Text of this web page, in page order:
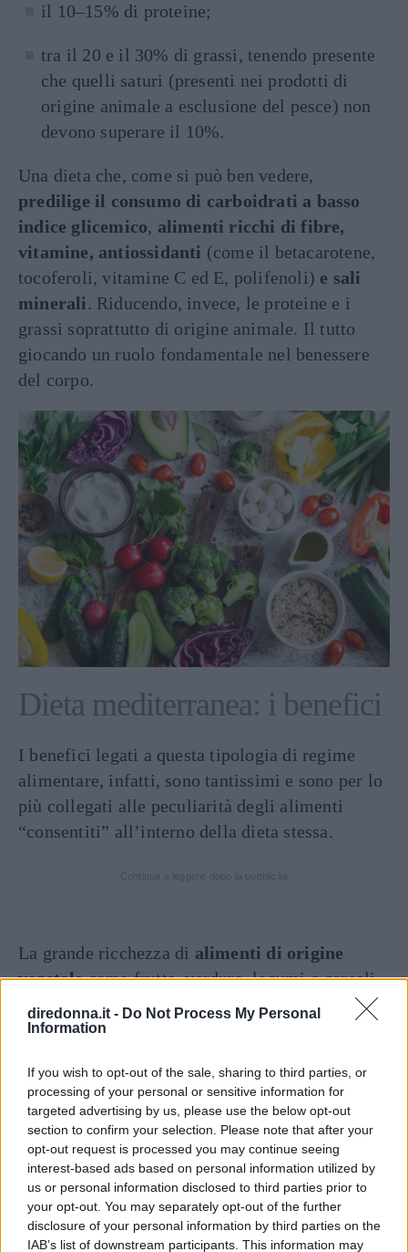
diredonna.it - Do Not Process My Personal
Information
If you wish to opt-out of the sale, sharing to third parties, or
processing of your personal or sensitive information for
targeted advertising by us, please use the below opt-out
section to confirm your selection. Please note that after your
opt-out request is processed you may continue seeing
interest-based ads based on personal information utilized by
us or personal information disclosed to third parties prior to
your opt-out. You may separately opt-out of the further
disclosure of your personal information by third parties on the
IAB’s list of downstream participants. This information may
il 10–15% di proteine;
tra il 20 e il 30% di grassi, tenendo presente
che quelli saturi (presenti nei prodotti di
origine animale a esclusione del pesce) non
devono superare il 10%.
Una dieta che, come si può ben vedere,
predilige il consumo di carboidrati a basso
indice glicemico, alimenti ricchi di fibre,
vitamine, antiossidanti (come il betacarotene,
tocoferoli, vitamine C ed E, polifenoli) e sali
minerali. Riducendo, invece, le proteine e i
grassi soprattutto di origine animale. Il tutto
giocando un ruolo fondamentale nel benessere
del corpo.
Dieta mediterranea: i benefici
I benefici legati a questa tipologia di regime
alimentare, infatti, sono tantissimi e sono per lo
più collegati alle peculiarità degli alimenti
“consentiti” all’interno della dieta stessa.
La grande ricchezza di alimenti di origine
vegetalecome frutta, verdura, legumi o cereali,
consentono al corpo di avere una buona dose
quotidiana di fibre, utile a
a garantire il mantenimento del proprio peso
forma.
Ma non solo. La dieta mediterranea, infatti,
garantisce un elevato consumo di antiossidanti,
checontrastano l’invecchiamento e la
degenerazione cellulare e gli effetti dei